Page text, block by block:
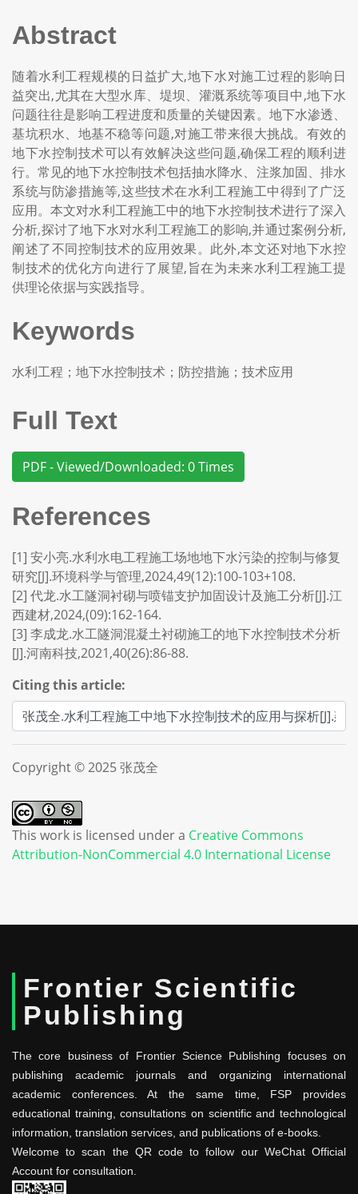
Abstract
随着水利工程规模的日益扩大,地下水对施工过程的影响日
益突出,尤其在大型水库、堤坝、灌溉系统等项目中,地下水
问题往往是影响工程进度和质量的关键因素。地下水渗透、
基坑积水、地基不稳等问题,对施工带来很大挑战。有效的
地下水控制技术可以有效解决这些问题,确保工程的顺利进
行。常见的地下水控制技术包括抽水降水、注浆加固、排水
系统与防渗措施等,这些技术在水利工程施工中得到了广泛
应用。本文对水利工程施工中的地下水控制技术进行了深入
分析,探讨了地下水对水利工程施工的影响,并通过案例分析,
阐述了不同控制技术的应用效果。此外,本文还对地下水控
制技术的优化方向进行了展望,旨在为未来水利工程施工提
供理论依据与实践指导。
Keywords
水利工程；地下水控制技术；防控措施；技术应用
Full Text
PDF - Viewed/Downloaded: 0 Times
References
[1] 安小亮.水利水电工程施工场地地下水污染的控制与修复
研究[J].环境科学与管理,2024,49(12):100-103+108.
[2] 代龙.水工隧洞衬砌与喷锚支护加固设计及施工分析[J].江
西建材,2024,(09):162-164.
[3] 李成龙.水工隧洞混凝土衬砌施工的地下水控制技术分析
[J].河南科技,2021,40(26):86-88.
Citing this article:
Copyright © 2025 张茂全
This work is licensed under a Creative Commons
Attribution-NonCommercial 4.0 International License
Frontier Scientific
Publishing
The core business of Frontier Science Publishing focuses on
publishing academic journals and organizing international
academic conferences. At the same time, FSP provides
educational training, consultations on scientific and technological
information, translation services, and publications of e-books.
Welcome to scan the QR code to follow our WeChat Official
Account for consultation.